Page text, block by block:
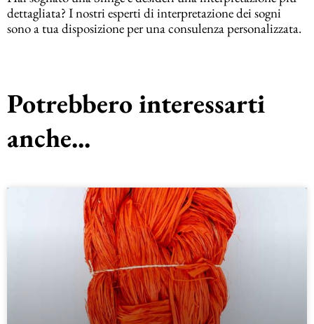
dettagliata? I nostri esperti di interpretazione dei sogni
sono a tua disposizione per una consulenza personalizzata.
Potrebbero interessarti
anche...